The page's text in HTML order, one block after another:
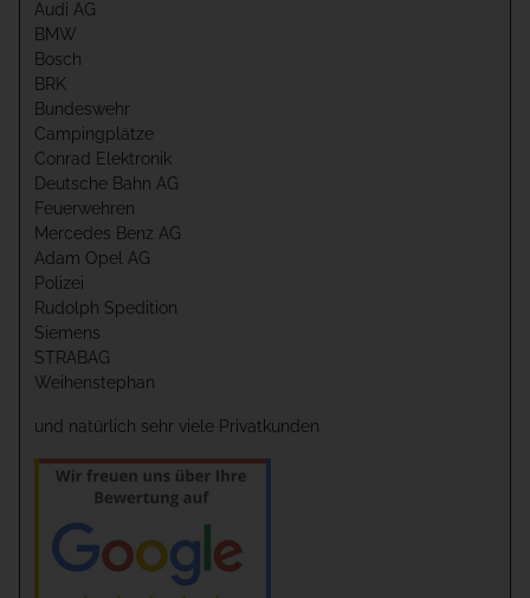
Audi AG
BMW
Bosch
BRK
Bundeswehr
Campingplätze
Conrad Elektronik
Deutsche Bahn AG
Feuerwehren
Mercedes Benz AG
Adam Opel AG
Polizei
Rudolph Spedition
Siemens
STRABAG
Weihenstephan
und natürlich sehr viele Privatkunden